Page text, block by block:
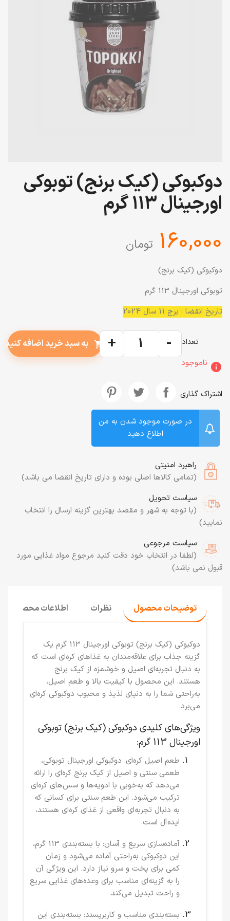
دوکبوکی (کیک برنج) توبوکی
اورجینال 113 گرم
‎160,000 تومان
دوکبوکی (کیک برنج)
توبوکی اورجینال 113 گرم
تاریخ انقضا : برج 11 سال 2024
تعداد -
+
shopping_cart به سبد خرید اضافه کنید
info ناموجود
اشتراک گذاری
در صورت موجود شدن به من
اطلاع دهید
راهبرد امنیتی
(تمامی کالاها اصلی بوده و دارای تاریخ انقضا می باشد)
سیاست تحویل
(با توجه به شهر و مقصد بهترین گزینه ارسال را انتخاب
نمایید)
سیاست مرجوعی
(لطفا در انتخاب خود دقت کنید مرجوع مواد غذایی مورد
قبول نمی باشد)
توضیحات محصول نظرات اطلاعات محصول
دوکبوکی (کیک برنج) توبوکی اورجینال 113 گرم
یک
گزینه جذاب برای علاقه‌مندان به غذاهای کره‌ای است که
به دنبال تجربه‌ای اصیل و خوشمزه از کیک برنج
هستند. این محصول با کیفیت بالا و طعم اصیل،
به‌راحتی شما را به دنیای لذیذ و محبوب دوکبوکی کره‌ای
می‌برد.
ویژگی‌های کلیدی دوکبوکی (کیک برنج) توبوکی
اورجینال 113 گرم:
طعم اصیل کره‌ای: دوکبوکی اورجینال توبوکی،
طعمی سنتی و اصیل از کیک برنج کره‌ای را ارائه
می‌دهد که به‌خوبی با ادویه‌ها و سس‌های کره‌ای
ترکیب می‌شود. این طعم سنتی برای کسانی که
به دنبال تجربه‌ای واقعی از غذای کره‌ای هستند،
ایده‌آل است.
آماده‌سازی سریع و آسان
: با بسته‌بندی 113 گرم،
این دوکبوکی به‌راحتی آماده می‌شود و زمان
کمی برای پخت و سرو نیاز دارد. این ویژگی آن
را به گزینه‌ای مناسب برای وعده‌های غذایی سریع
و راحت تبدیل می‌کند.
بسته‌بندی مناسب و کاربرپسند: بسته‌بندی این